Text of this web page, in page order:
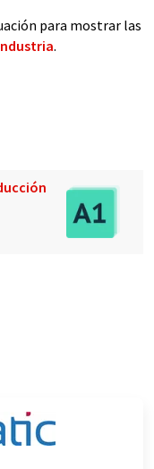
para mostrar las
.